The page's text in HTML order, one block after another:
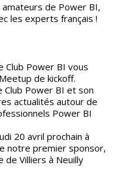
de Power BI,
les experts français !
de kickoff.
Club Power BI et son
actualités autour de
Power BI
20 avril prochain à
notre premier sponsor,
de Villiers à Neuilly